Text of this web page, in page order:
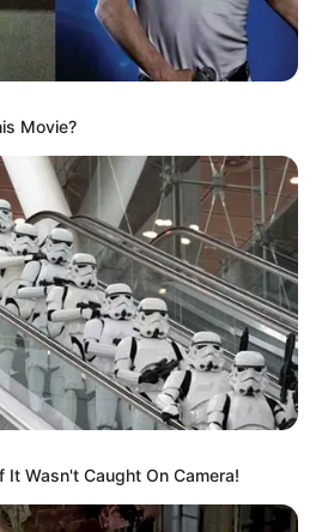
posiadłość oraz ziemie chcą jednak
władze indiańskiego rezerwatu
narodowego Yellowstone.
, do których linki znajdziecie
” można oglądać za darmo także
.
pierwszy odcinek za darmo
Movie?
It Wasn't Caught On Camera!